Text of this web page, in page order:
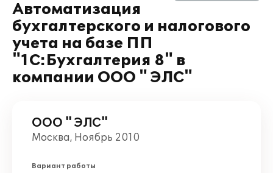
Автоматизация
бухгалтерского и налогового
учета на базе ПП
"1С:Бухгалтерия 8" в
компании ООО " ЭЛС"
ООО " ЭЛС"
Москва, Ноябрь 2010
Вариант работы